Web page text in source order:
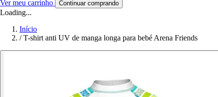
Ver meu carrinho Continuar comprando
Loading...
Início
/ T-shirt anti UV de manga longa para bebé Arena Friends